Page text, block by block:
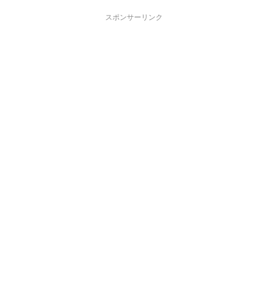
スポンサーリンク